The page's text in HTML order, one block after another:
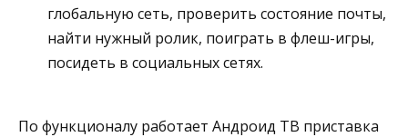
глобальную сеть, проверить состояние почты,
найти нужный ролик, поиграть в флеш-игры,
посидеть в социальных сетях.
По функционалу работает Андроид ТВ приставка